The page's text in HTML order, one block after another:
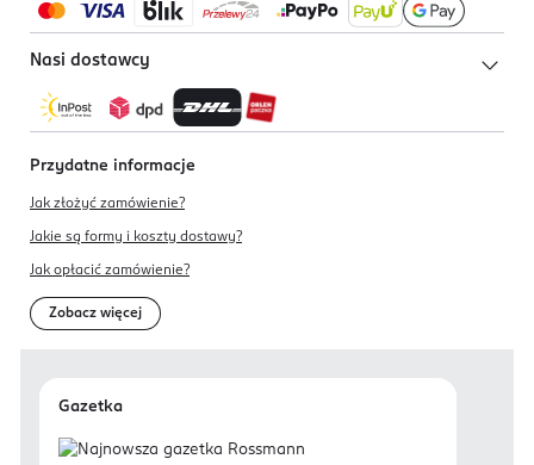
Nasi dostawcy
Przydatne informacje
Jak złożyć zamówienie?
Jakie są formy i koszty dostawy?
Jak opłacić zamówienie?
Zobacz więcej
Gazetka